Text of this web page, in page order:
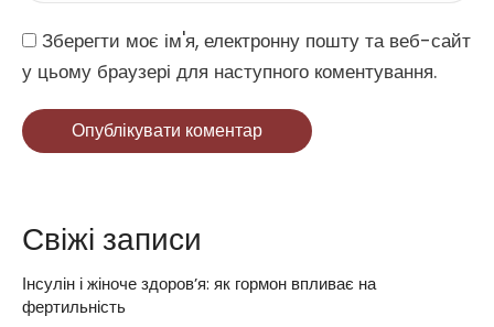
Website
Зберегти моє ім'я, електронну пошту та веб-сайт
у цьому браузері для наступного коментування.
Опублікувати коментар
Свіжі записи
Інсулін і жіноче здоров’я: як гормон впливає на
фертильність